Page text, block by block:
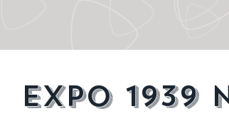
Expo 1939